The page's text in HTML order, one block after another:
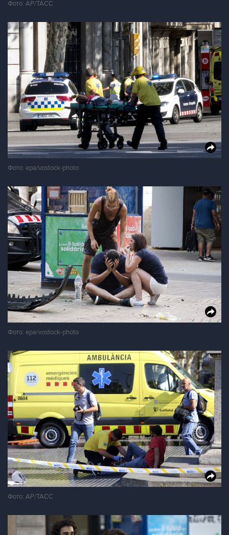
Фото: АР/ТАСС
Фото: epa/vostock-photo
Фото: epa/vostock-photo
Фото: АР/ТАСС